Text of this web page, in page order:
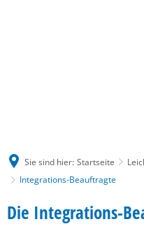
Sie sind hier: Startseite
Integrations-Beauftragte
Die Integrations-